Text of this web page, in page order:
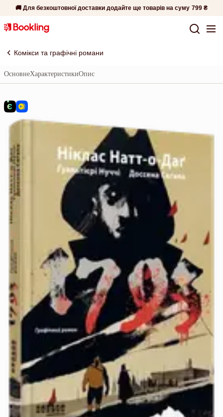
🚚 Для безкоштовної доставки додайте ще товарів на суму 799 ₴
Комікси та графічні романи
ОсновнеХарактеристикиОпис